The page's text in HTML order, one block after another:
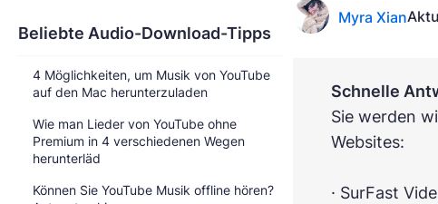
Beliebte Audio-Download-Tipps
4 Möglichkeiten, um Musik von YouTube
auf den Mac herunterzuladen
Wie man Lieder von YouTube ohne
Premium in 4 verschiedenen Wegen
herunterläd
Können Sie YouTube Musik offline hören?
Myra Xian
Schnelle
Sie werden
Websites:
· SurFast